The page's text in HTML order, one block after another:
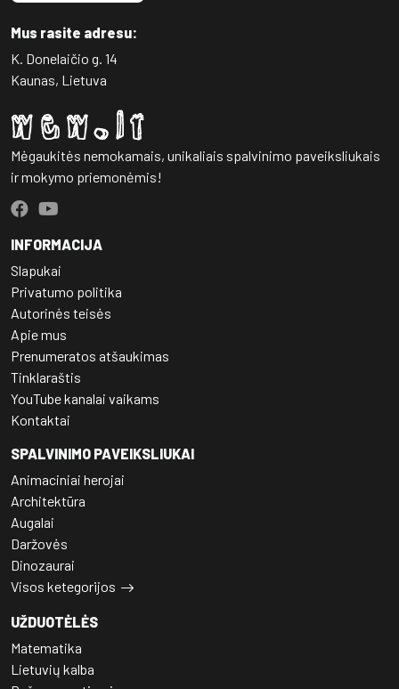
Mus rasite adresu:
K. Donelaičio g. 14
Kaunas, Lietuva
Mėgaukitės nemokamais, unikaliais spalvinimo paveiksliukais
ir mokymo priemonėmis!
INFORMACIJA
Slapukai
Privatumo politika
Autorinės teisės
Apie mus
Prenumeratos atšaukimas
Tinklaraštis
YouTube kanalai vaikams
Kontaktai
SPALVINIMO PAVEIKSLIUKAI
Animaciniai herojai
Architektūra
Augalai
Daržovės
Dinozaurai
Visos ketegorijos
UŽDUOTĖLĖS
Matematika
Lietuvių kalba